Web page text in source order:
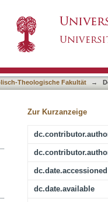
:
Theologische Fakultät →
Zur Kurzanzeige
dc.date.accessioned
dc.date.available